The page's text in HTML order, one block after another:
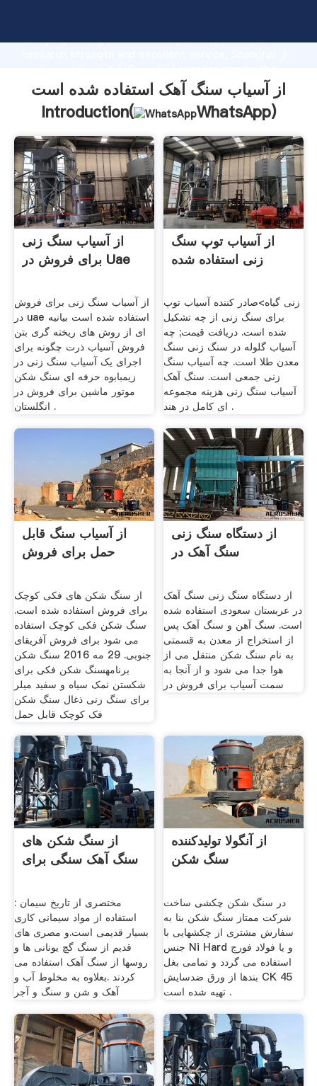
Grasping strong production capability, advanced
value and bring values to all of customers.
از آسیاب سنگ آهک استفاده شده است
Introduction(
WhatsApp)
از آسیاب سنگ زنی
برای فروش در Uae
از آسیاب سنگ زنی برای فروش
در uae استفاده شده است بیانیه
ای از روش های ریخته گری بتن
فروش آسیاب ذرت چگونه برای
اجرای یک آسیاب سنگ زنی در
زیمبابوه حرفه ای سنگ شکن
موتور ماشین برای فروش در
انگلستان .
از آسیاب توپ سنگ
زنی استفاده شده
زنی گیاه>صادر کننده آسیاب توپ
برای سنگ زنی از چه تشکیل
شده است. دریافت قیمت; چه
آسیاب گلوله در سنگ زنی سنگ
معدن طلا است. چه آسیاب سنگ
زنی جمعی است. سنگ آهک
آسیاب سنگ زنی هزینه مجموعه
ای کامل در هند .
از آسیاب سنگ قابل
حمل برای فروش
از سنگ شکن های فکی کوچک
برای فروش استفاده شده است.
سنگ شکن فکی کوچک استفاده
می شود برای فروش آفریقای
جنوبی. 29 مه 2016 سنگ شکن
برنامهسنگ شکن فکی برای
شکستن نمک سیاه و سفید میلر
برای سنگ زنی ذغال سنگ شکن
فک کوچک قابل حمل
از دستگاه سنگ زنی
سنگ آهک در
از دستگاه سنگ زنی سنگ آهک
در عربستان سعودی استفاده شده
است. سنگ آهن و سنگ آهک پس
از استخراج از معدن به قسمتی
به نام سنگ شکن منتقل می از
هوا جدا می شود و از آنجا به
سمت آسیاب برای فروش در
از سنگ شکن های
سنگ آهک سنگی برای
مختصری از تاریخ سیمان :
استفاده از مواد سیمانی کاری
بسیار قدیمی است.و مصری های
قدیم از سنگ گچ یونانی ها و
روسها از سنگ آهک استفاده می
کردند .بعلاوه به مخلوط آب و
آهک و شن و سنگ و آجر
از آنگولا تولیدکننده
سنگ شکن
در سنگ شکن چکشی ساخت
شرکت ممتاز سنگ شکن بنا به
سفارش مشتری از چکشهایی با
جنس Ni Hard و یا فولاد فورج
استفاده می گردد و تمامی بغل
بندها از ورق ضدسایش CK 45
تهیه شده است .